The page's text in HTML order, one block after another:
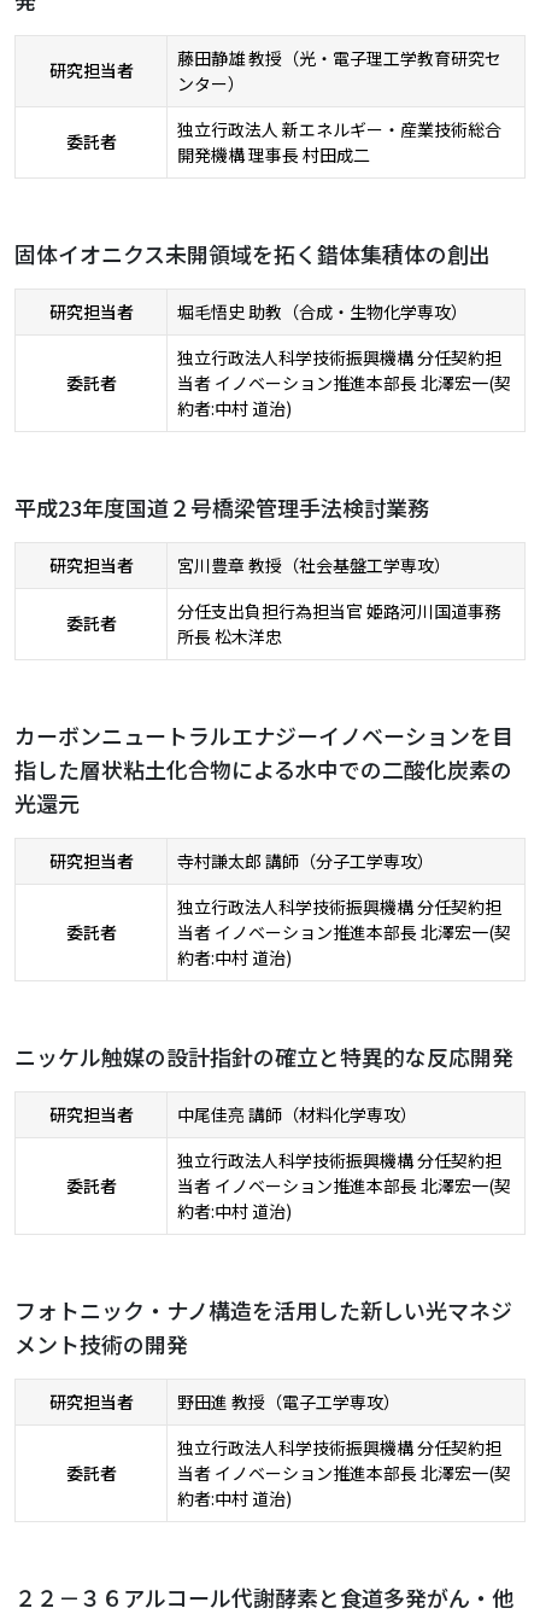
研究担当者
藤田静雄 教授（光・電子理工学教育研究セ
ンター）
委託者
独立行政法人 新エネルギー・産業技術総合
開発機構 理事長 村田成二
固体イオニクス未開領域を拓く錯体集積体の創出
研究担当者 堀毛悟史 助教（合成・生物化学専攻）
委託者
独立行政法人科学技術振興機構 分任契約担
当者 イノベーション推進本部長 北澤宏一(契
約者:中村 道治)
平成23年度国道２号橋梁管理手法検討業務
研究担当者 宮川豊章 教授（社会基盤工学専攻）
委託者
分任支出負担行為担当官 姫路河川国道事務
所長 松木洋忠
カーボンニュートラルエナジーイノベーションを目
指した層状粘土化合物による水中での二酸化炭素の
光還元
研究担当者 寺村謙太郎 講師（分子工学専攻）
委託者
独立行政法人科学技術振興機構 分任契約担
当者 イノベーション推進本部長 北澤宏一(契
約者:中村 道治)
ニッケル触媒の設計指針の確立と特異的な反応開発
研究担当者 中尾佳亮 講師（材料化学専攻）
委託者
独立行政法人科学技術振興機構 分任契約担
当者 イノベーション推進本部長 北澤宏一(契
約者:中村 道治)
フォトニック・ナノ構造を活用した新しい光マネジ
メント技術の開発
研究担当者 野田進 教授（電子工学専攻）
委託者
独立行政法人科学技術振興機構 分任契約担
当者 イノベーション推進本部長 北澤宏一(契
約者:中村 道治)
２２－３６アルコール代謝酵素と食道多発がん・他